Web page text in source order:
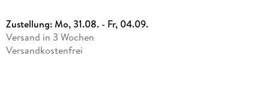
Zustellung:Mo, 31.08. - Fr, 04.09.
Versand in 3 Wochen
Versandkostenfrei